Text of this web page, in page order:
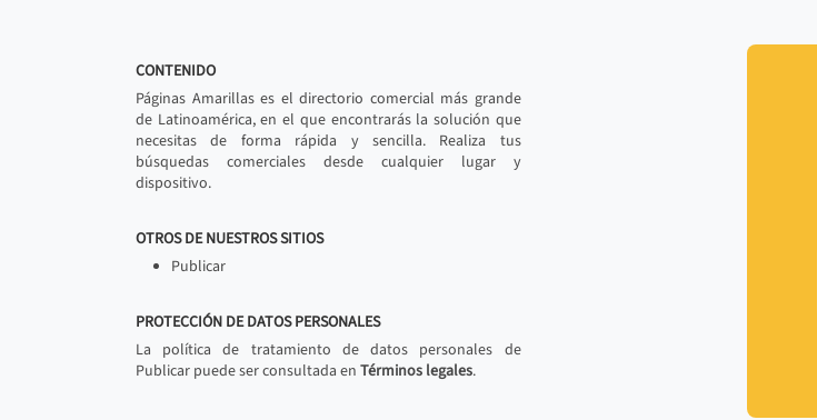
CONTENIDO
Páginas Amarillas es el directorio comercial más grande
de Latinoamérica, en el que encontrarás la solución que
necesitas de forma rápida y sencilla. Realiza tus
búsquedas comerciales desde cualquier lugar y
dispositivo.
OTROS DE NUESTROS SITIOS
Publicar
PROTECCIÓN DE DATOS PERSONALES
La política de tratamiento de datos personales de
Publicar puede ser consultada en Términos legales.